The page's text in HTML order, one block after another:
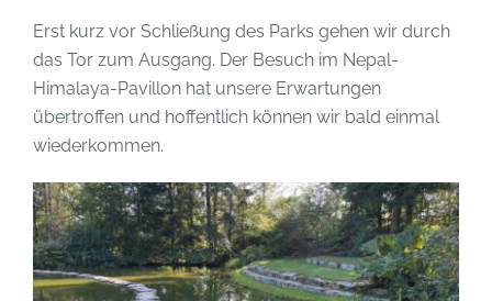
Erst kurz vor Schließung des Parks gehen wir durch
das Tor zum Ausgang. Der Besuch im Nepal-
Himalaya-Pavillon hat unsere Erwartungen
übertroffen und hoffentlich können wir bald einmal
wiederkommen.